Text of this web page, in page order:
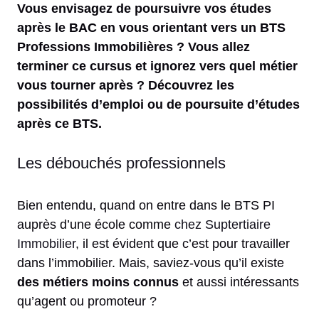
Vous envisagez de poursuivre vos études
après le BAC en vous orientant vers un BTS
Professions Immobilières ? Vous allez
terminer ce cursus et ignorez vers quel métier
vous tourner après ? Découvrez les
possibilités d’emploi ou de poursuite d’études
après ce BTS.
Les débouchés professionnels
Bien entendu, quand on entre dans le BTS PI
auprès d’une école comme chez Suptertiaire
Immobilier, il est évident que c’est pour travailler
dans l’immobilier. Mais, saviez-vous qu’il existe
des métiers moins connus et aussi intéressants
qu’agent ou promoteur ?